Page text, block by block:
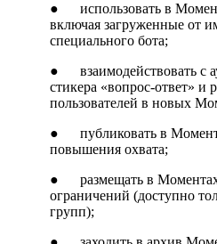
● использовать в
включая загруженные от
специального бота;
● взаимодействовать с
стикера «вопрос-ответ» и
пользователей в новых
● публиковать в
повышения охвата;
● размещать в
ограничений (доступно
групп);